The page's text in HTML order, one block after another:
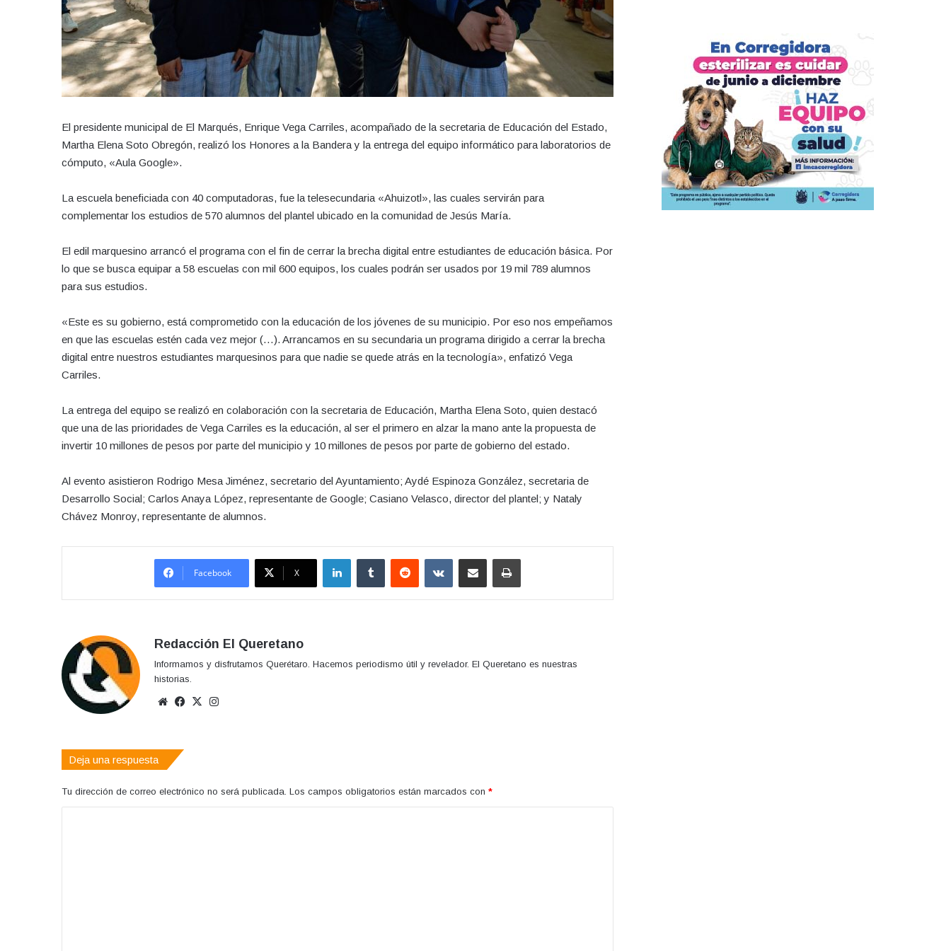
El presidente municipal de El Marqués, Enrique Vega Carriles, acompañado de la secretaria de Educación del Estado,
Martha Elena Soto Obregón, realizó los Honores a la Bandera y la entrega del equipo informático para laboratorios de
cómputo, «Aula Google».
La escuela beneficiada con 40 computadoras, fue la telesecundaria «Ahuizotl», las cuales servirán para
complementar los estudios de 570 alumnos del plantel ubicado en la comunidad de Jesús María.
El edil marquesino arrancó el programa con el fin de cerrar la brecha digital entre estudiantes de educación básica. Por
lo que se busca equipar a 58 escuelas con mil 600 equipos, los cuales podrán ser usados por 19 mil 789 alumnos
para sus estudios.
«Este es su gobierno, está comprometido con la educación de los jóvenes de su municipio. Por eso nos empeñamos
en que las escuelas estén cada vez mejor (…). Arrancamos en su secundaria un programa dirigido a cerrar la brecha
digital entre nuestros estudiantes marquesinos para que nadie se quede atrás en la tecnología», enfatizó Vega
Carriles.
La entrega del equipo se realizó en colaboración con la secretaria de Educación, Martha Elena Soto, quien destacó
que una de las prioridades de Vega Carriles es la educación, al ser el primero en alzar la mano ante la propuesta de
invertir 10 millones de pesos por parte del municipio y 10 millones de pesos por parte de gobierno del estado.
Al evento asistieron Rodrigo Mesa Jiménez, secretario del Ayuntamiento; Aydé Espinoza González, secretaria de
Desarrollo Social; Carlos Anaya López, representante de Google; Casiano Velasco, director del plantel; y Nataly
Chávez Monroy, representante de alumnos.
Facebook X
LinkedInTumblr Reddit VKontakteCompartir por correo electrónicoImprimir
Redacción El Queretano
Informamos y disfrutamos Querétaro. Hacemos periodismo útil y revelador. El Queretano es nuestras
historias.
Sitio
Facebook
X
Deja una respuesta
Tu dirección de correo electrónico no será publicada. Los campos obligatorios están marcados con *